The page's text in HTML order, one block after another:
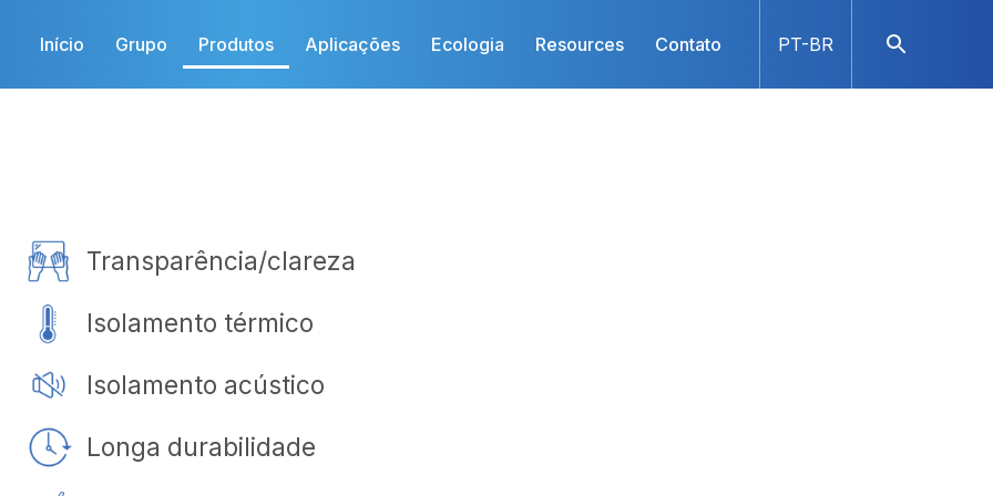
Início Grupo Produtos Aplicações Ecologia Resources Contato PT-BR
Transparência/clareza
Isolamento térmico
Isolamento acústico
Longa durabilidade